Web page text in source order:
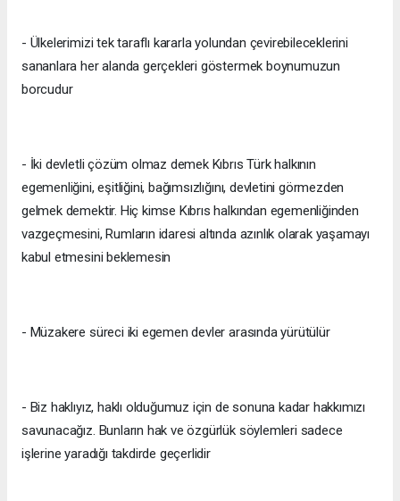
- Ülkelerimizi tek taraflı kararla yolundan çevirebileceklerini
sananlara her alanda gerçekleri göstermek boynumuzun
borcudur
- İki devletli çözüm olmaz demek Kıbrıs Türk halkının
egemenliğini, eşitliğini, bağımsızlığını, devletini görmezden
gelmek demektir. Hiç kimse Kıbrıs halkından egemenliğinden
vazgeçmesini, Rumların idaresi altında azınlık olarak yaşamayı
kabul etmesini beklemesin
- Müzakere süreci iki egemen devler arasında yürütülür
- Biz haklıyız, haklı olduğumuz için de sonuna kadar hakkımızı
savunacağız. Bunların hak ve özgürlük söylemleri sadece
işlerine yaradığı takdirde geçerlidir